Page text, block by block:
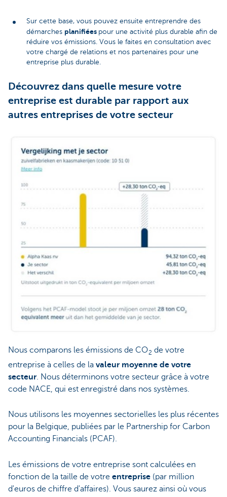
Sur cette base, vous pouvez ensuite entreprendre des
démarches planifiées pour une activité plus durable afin de
réduire vos émissions. Vous le faites en consultation avec
votre chargé de relations et nos partenaires pour une
entreprise plus durable.
Découvrez dans quelle mesure votre
entreprise est durable par rapport aux
autres entreprises de votre secteur
Nous comparons les émissions de CO2 de votre
entreprise à celles de la valeur moyenne de votre
secteur. Nous déterminons votre secteur grâce à votre
code NACE, qui est enregistré dans nos systèmes.
Nous utilisons les moyennes sectorielles les plus récentes
pour la Belgique, publiées par le Partnership for Carbon
Accounting Financials (PCAF).
Les émissions de votre entreprise sont calculées en
fonction de la taille de votre entreprise (par million
d'euros de chiffre d'affaires). Vous saurez ainsi où vous